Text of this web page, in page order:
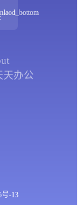
天办公
号-13